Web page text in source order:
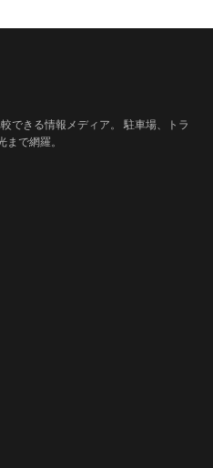
できる情報メディア。 駐車場、トラ
で網羅。